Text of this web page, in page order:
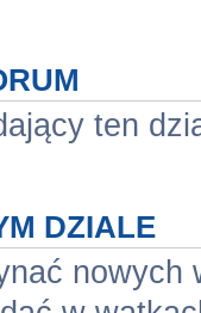
ten
DZIALE
nowych